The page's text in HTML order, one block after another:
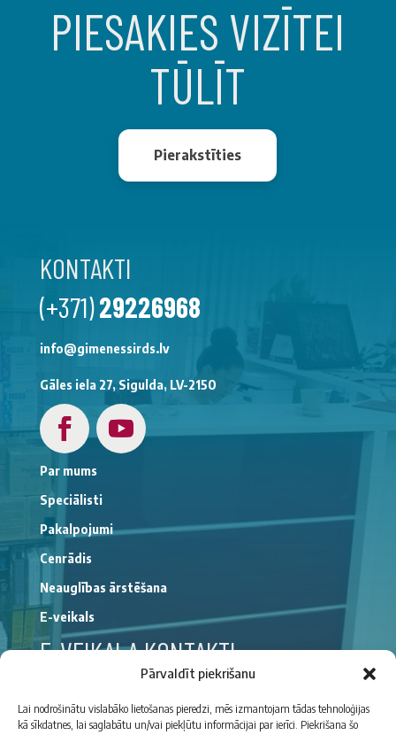
Pārvaldīt piekrišanu
Lai nodrošinātu vislabāko lietošanas pieredzi, mēs izmantojam tādas tehnoloģijas
kā sīkdatnes, lai saglabātu un/vai piekļūtu informācijai par ierīci. Piekrišana šo
PIESAKIES VIZĪTEI
TŪLĪT
Pierakstīties
KONTAKTI
(+371)29226968
info@gimenessirds.lv
Gāles iela 27, Sigulda, LV-2150
Par mums
Speciālisti
Pakalpojumi
Cenrādis
Neauglības ārstēšana
E-veikals
E-VEIKALA KONTAKTI